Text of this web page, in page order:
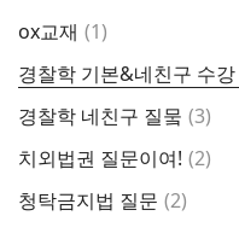
ox교재 댓
(1)
경찰학 기본&네친구 수강
경찰학 네친구 질뭌 댓
(3)
치외법권 질문이여! 댓
(2)
청탁금지법 질문 댓
(2)